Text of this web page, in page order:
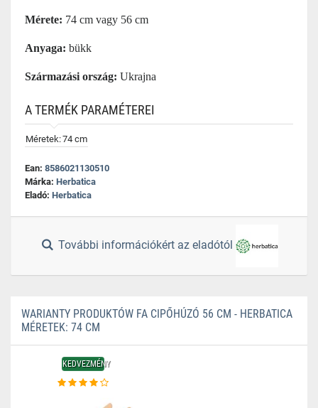
Mérete: 74 cm vagy 56 cm
Anyaga: bükk
Származási ország: Ukrajna
A TERMÉK PARAMÉTEREI
Méretek:74 cm
Ean: 8586021130510
Márka: Herbatica
Eladó: Herbatica
További információkért az eladótól
WARIANTY PRODUKTÓW FA CIPŐHÚZÓ 56 CM - HERBATICA
MÉRETEK: 74 CM
KEDVEZMÉNY